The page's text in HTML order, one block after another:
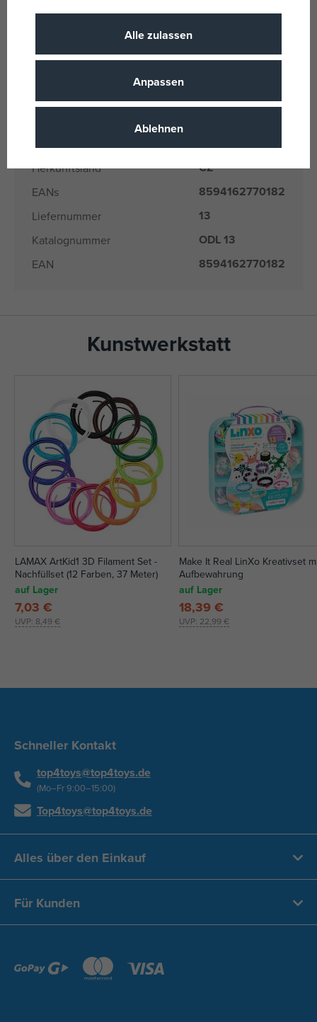
Herkunftsland CZ
EANs 8594162770182
Liefernummer 13
Katalognummer ODL 13
EAN 8594162770182
Kunstwerkstatt
LAMAX ArtKid1 3D Filament Set -
Nachfüllset (12 Farben, 37 Meter)
auf Lager
UVP: 8,49 €
7,03 €
Make It Real LinXo Kreativset
Aufbewahrung
auf Lager
UVP: 22,99 €
18,39 €
Schneller Kontakt
top4toys@top4toys.de
(Mo–Fr 9:00–15:00)
Top4toys@top4toys.de
Alles über den Einkauf
Für Kunden
Alle zulassen
Anpassen
Ablehnen